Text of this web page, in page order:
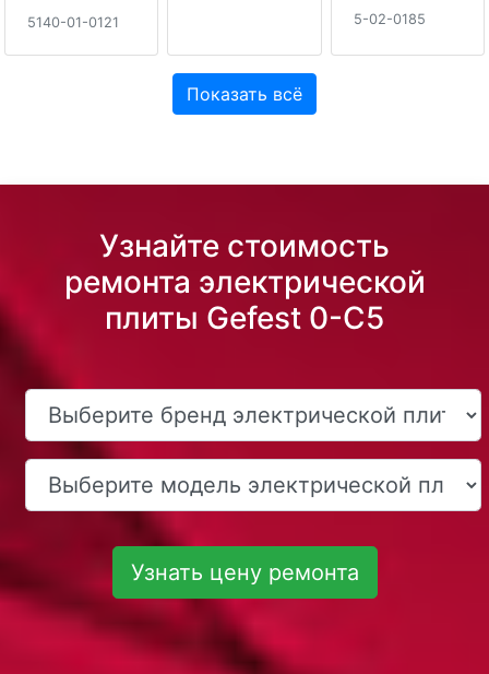
5140-01-0121 5-02-0185
Показать всё
Узнайте стоимость
ремонта электрической
плиты Gefest 0-C5
Узнать цену ремонта